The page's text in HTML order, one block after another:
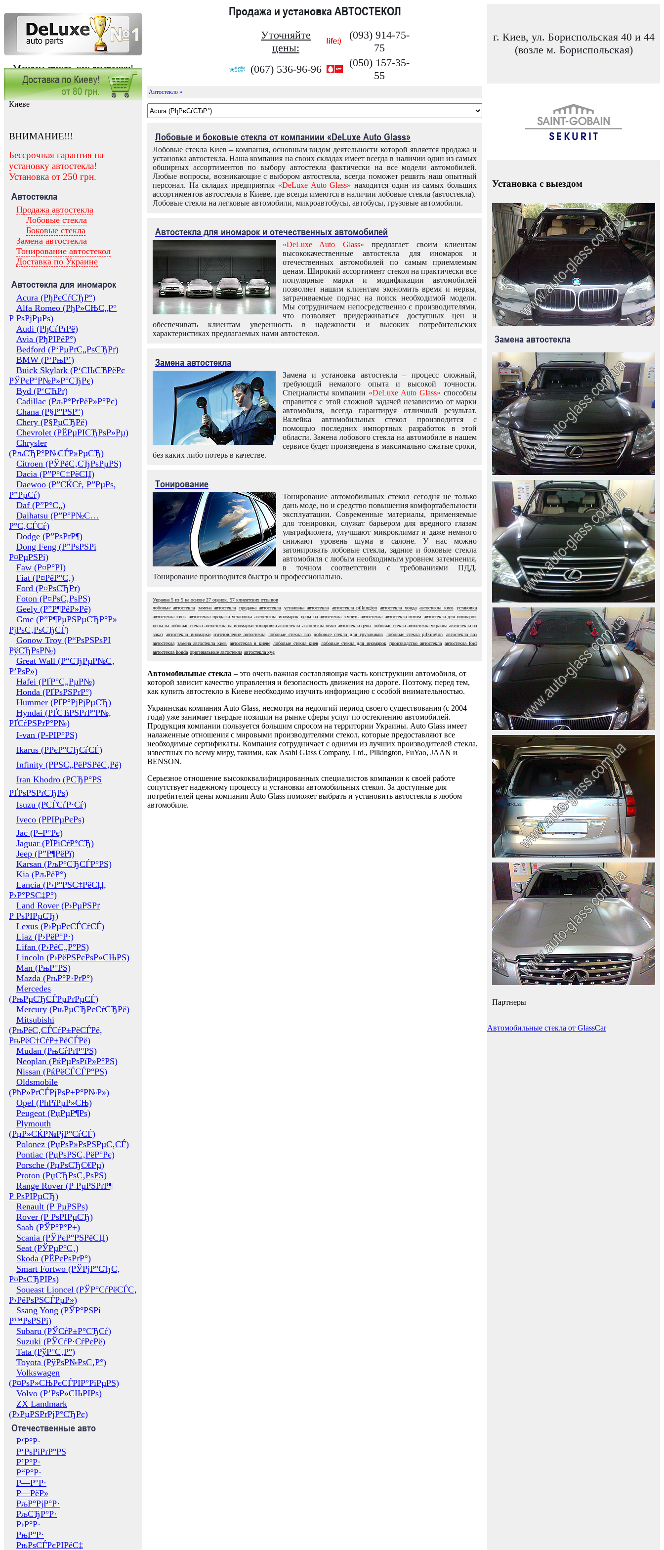
Меняем стекла, как лампочки!
Продажа и установка АВТОСТЕКОЛ
Уточняйте
цены:
(093) 914-75-
75
(067) 536-96-96
(050) 157-35-
55
г. Киев, ул. Бориспольская 40 и 44
(возле м. Бориспольская)
Заказать установку автостекла в
Киеве
ВНИМАНИЕ!!!
Бессрочная гарантия на
установку автостекла!
Установка от 250 грн.
Автостекла
Продажа автостекла
Лобовые стекла
Боковые стекла
Замена автостекла
Тонирование автостекол
Доставка по Украине
Автостекла для иномарок
Acura (РђРєСѓСЂР°)
Alfa Romeo (РђР»СЊС„Р°
Р РѕРјРµРѕ)
Audi (РђСѓРґРё)
Avia (РђРІРёР°)
Bedford (Р‘РµРґС„РѕСЂРґ)
BMW (Р‘РњР’)
Buick Skylark (Р‘СЊСЋРёРє
РЎРєР°Р№Р»Р°СЂРє)
Byd (Р‘СЋРґ)
Cadillac (РљР°РґРёР»Р°Рє)
Chana (Р§Р°РЅР°)
Chery (Р§РµСЂРё)
Chevrolet (РЁРµРІСЂРѕР»Рµ)
Chrysler
(РљСЂР°Р№СЃР»РµСЂ)
Citroen (РЎРёС‚СЂРѕРµРЅ)
Dacia (Р”Р°С‡РёСЏ)
Daewoo (Р”СЌСѓ, Р”РµРѕ,
Р”РµСѓ)
Daf (Р”Р°С„)
Daihatsu (Р”Р°Р№С…
Р°С‚СЃСѓ)
Dodge (Р”РѕРґР¶)
Dong Feng (Р”РѕРЅРі
Р¤РµРЅРі)
Faw (Р¤Р°РІ)
Fiat (Р¤РёР°С‚)
Ford (Р¤РѕСЂРґ)
Foton (Р¤РѕС‚РѕРЅ)
Geely (Р”Р¶РёР»Рё)
Gmc (Р”Р¶РµРЅРµСЂР°Р»
РјРѕС‚РѕСЂСЃ)
Gonow Troy (Р“РѕРЅРѕРІ
РўСЂРѕР№)
Great Wall (Р“СЂРµР№С‚
Р’РѕР»)
Hafei (РҐР°С„РµР№)
Honda (РҐРѕРЅРґР°)
Hummer (РҐР°РјРјРµСЂ)
Hyndai (РҐСЋРЅРґР°Р№,
РҐСѓРЅРґР°Р№)
I-van (Р-РІР°РЅ)
Ikarus (РРєР°СЂСѓСЃ)
Infinity (РРЅС„РёРЅРёС‚Рё)
Iran Khodro (РСЂР°РЅ
РҐРѕРЅРґСЂРѕ)
Isuzu (РСЃСѓР·Сѓ)
Iveco (РРІРµРєРѕ)
Jac (Р–Р°Рє)
Jaguar (РЇРіСѓР°СЂ)
Jeep (Р”Р¶РёРї)
Karsan (РљР°СЂСЃР°РЅ)
Kia (РљРёР°)
Lancia (Р›Р°РЅС‡РёСЏ,
Р›Р°РЅС‡Р°)
Land Rover (Р›РµРЅРґ
Р РѕРІРµСЂ)
Lexus (Р›РµРєСЃСѓСЃ)
Liaz (Р›РёР°Р·)
Lifan (Р›РёС„Р°РЅ)
Lincoln (Р›РёРЅРєРѕР»СЊРЅ)
Man (РњР°РЅ)
Mazda (РњР°Р·РґР°)
Mercedes
(РњРµСЂСЃРµРґРµСЃ)
Mercury (РњРµСЂРєСѓСЂРё)
Mitsubishi
(РњРёС‚СЃСѓР±РёСЃРё,
РњРёС†СѓР±РёСЃРё)
Mudan (РњСѓРґР°РЅ)
Neoplan (РќРµРѕРїР»Р°РЅ)
Nissan (РќРёСЃСЃР°РЅ)
Oldsmobile
(РћР»РґСЃРјРѕР±Р°Р№Р»)
Opel (РћРїРµР»СЊ)
Peugeot (РџРµР¶Рѕ)
Plymouth
(РџР»СЌР№РјР°СѓСЃ)
Polonez (РџРѕР»РѕРЅРµС‚СЃ)
Pontiac (РџРѕРЅС‚РёР°Рє)
Porsche (РџРѕСЂС€Рµ)
Proton (РџСЂРѕС‚РѕРЅ)
Range Rover (Р РµРЅРґР¶
Р РѕРІРµСЂ)
Renault (Р РµРЅРѕ)
Rover (Р РѕРІРµСЂ)
Saab (РЎР°Р°Р±)
Scania (РЎРєР°РЅРёСЏ)
Seat (РЎРµР°С‚)
Skoda (РЁРєРѕРґР°)
Smart Fortwo (РЎРјР°СЂС‚
Р¤РѕСЂРІРѕ)
Soueast Lioncel (РЎР°СѓРёСЃС‚
Р›РёРѕРЅСЃРµР»)
Ssang Yong (РЎР°РЅРі
Р™РѕРЅРі)
Subaru (РЎСѓР±Р°СЂСѓ)
Suzuki (РЎСѓР·СѓРєРё)
Tata (РўР°С‚Р°)
Toyota (РўРѕР№РѕС‚Р°)
Volkswagen
(Р¤РѕР»СЊРєСЃРІР°РіРµРЅ)
Volvo (Р’РѕР»СЊРІРѕ)
ZX Landmark
(Р›РµРЅРґРјР°СЂРє)
Отечественные авто
Р‘Р°Р·
Р‘РѕРіРґР°РЅ
Р’Р°Р·
Р“Р°Р·
Р—Р°Р·
Р—РёР»
РљР°РјР°Р·
РљСЂР°Р·
Р›Р°Р·
РњР°Р·
РњРѕСЃРєРІРёС‡
Автостекло »
Лобовые и боковые стекла от компаниии «DeLuxe Auto Glass»
Лобовые стекла Киев – компания, основным видом деятельности которой является продажа и
установка автостекла. Наша компания на своих складах имеет всегда в наличии один из самых
обширных ассортиментов по выбору автостекла фактически на все модели автомобилей.
Любые вопросы, возникающие с выбором автостекла, всегда поможет решить наш опытный
персонал. На складах предприятия «DeLuxe Auto Glass» находится один из самых больших
ассортиментов автостекла в Киеве, где всегда имеются в наличии лобовые стекла (автостекла).
Лобовые стекла на легковые автомобили, микроавтобусы, автобусы, грузовые автомобили.
Автостекла для иномарок и отечественных автомобилей
«DeLuxe Auto Glass» предлагает своим клиентам
высококачественные автостекла для иномарок и
отечественных автомобилей по самым приемлемым
ценам. Широкий ассортимент стекол на практически все
популярные марки и модификации автомобилей
позволяет нашим клиентам экономить время и нервы,
затрачиваемые подчас на поиск необходимой модели.
Мы сотрудничаем непосредственно с производителями,
что позволяет придерживаться доступных цен и
обеспечивать клиентам уверенность в надежности и высоких потребительских
характеристиках предлагаемых нами автостекол.
Замена автостекла
Замена и установка автостекла – процесс сложный,
требующий немалого опыта и высокой точности.
Специалисты компании «DeLuxe Auto Glass» способны
справится с этой сложной задачей независимо от марки
автомобиля, всегда гарантируя отличный результат.
Вклейка автомобильных стекол производится с
помощью последних импортных разработок в этой
области. Замена лобового стекла на автомобиле в нашем
сервисе будет произведена в максимально сжатые сроки,
без каких либо потерь в качестве.
Тонирование
Тонирование автомобильных стекол сегодня не только
дань моде, но и средство повышения комфортабельности
эксплуатации. Современные материалы, применяемые
для тонировки, служат барьером для вредного глазам
ультрафиолета, улучшают микроклимат и даже немного
снижают уровень шума в салоне. У нас можно
затонировать лобовые стекла, задние и боковые стекла
автомобиля с любым необходимым уровнем затемнения,
в точном соответствии с требованиями ПДД.
Тонирование производится быстро и профессионально.
Украина 5 из 5 на основе 27 оценок. 57 клиентских отзывов
лобовые автостекла
замена автостекла продажа автостекла установка автостекла автостекла pilkington автостекла хонда автостекла киев установка
автостекла киев автостекла продажа установка автостекла иномарок цены на автостекла купить автостекла автостекла оптом автостекла для иномарок
цены на лобовые стекла автостекла на иномарки тонировка автостекла автостекла пежо автостекла цены лобовые стекла автостекла украина автостекла на
заказ автостекла иномарки изготовление автостекла лобовые стекла ваз лобовые стекла для грузовиков лобовые стекла pilkington
автостекла ваз
автостекла замена автостекла киев автостекла в киеве лобовые стекла киев лобовые стекла для иномарок производство автостекла автостекла ford
автостекла honda оригинальные автостекла автостекла xyg
Автомобильные стекла – это очень важная составляющая часть конструкции автомобиля, от
которой зависит качество управления и безопасность движения на дороге. Поэтому, перед тем,
как купить автостекло в Киеве необходимо изучить информацию с особой внимательностью.
Украинская компания Auto Glass, несмотря на недолгий период своего существования (с 2004
года) уже занимает твердые позиции на рынке сферы услуг по остеклению автомобилей.
Продукция компании пользуется большим спросом на территории Украины. Auto Glass имеет
налаженные отношения с мировыми производителями стекол, которые предоставляют все
необходимые сертификаты. Компания сотрудничает с одними из лучших производителей стекла,
известных по всему миру, такими, как Asahi Glass Company, Ltd., Pilkington, FuYao, JAAN и
BENSON.
Серьезное отношение высококвалифицированных специалистов компании к своей работе
сопутствует надежному процессу и установки автомобильных стекол. За доступные для
потребителей цены компания Auto Glass поможет выбрать и установить автостекла в любом
автомобиле.
Установка с выездом
Замена автостекла
Партнеры
Автомобильные стекла от GlassCar